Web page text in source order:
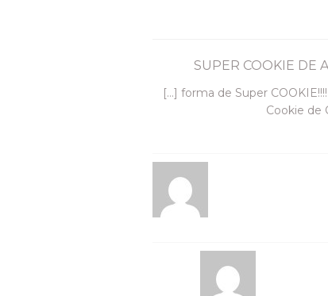
SUPER COOKIE DE
[…] forma de Super
Cookie de